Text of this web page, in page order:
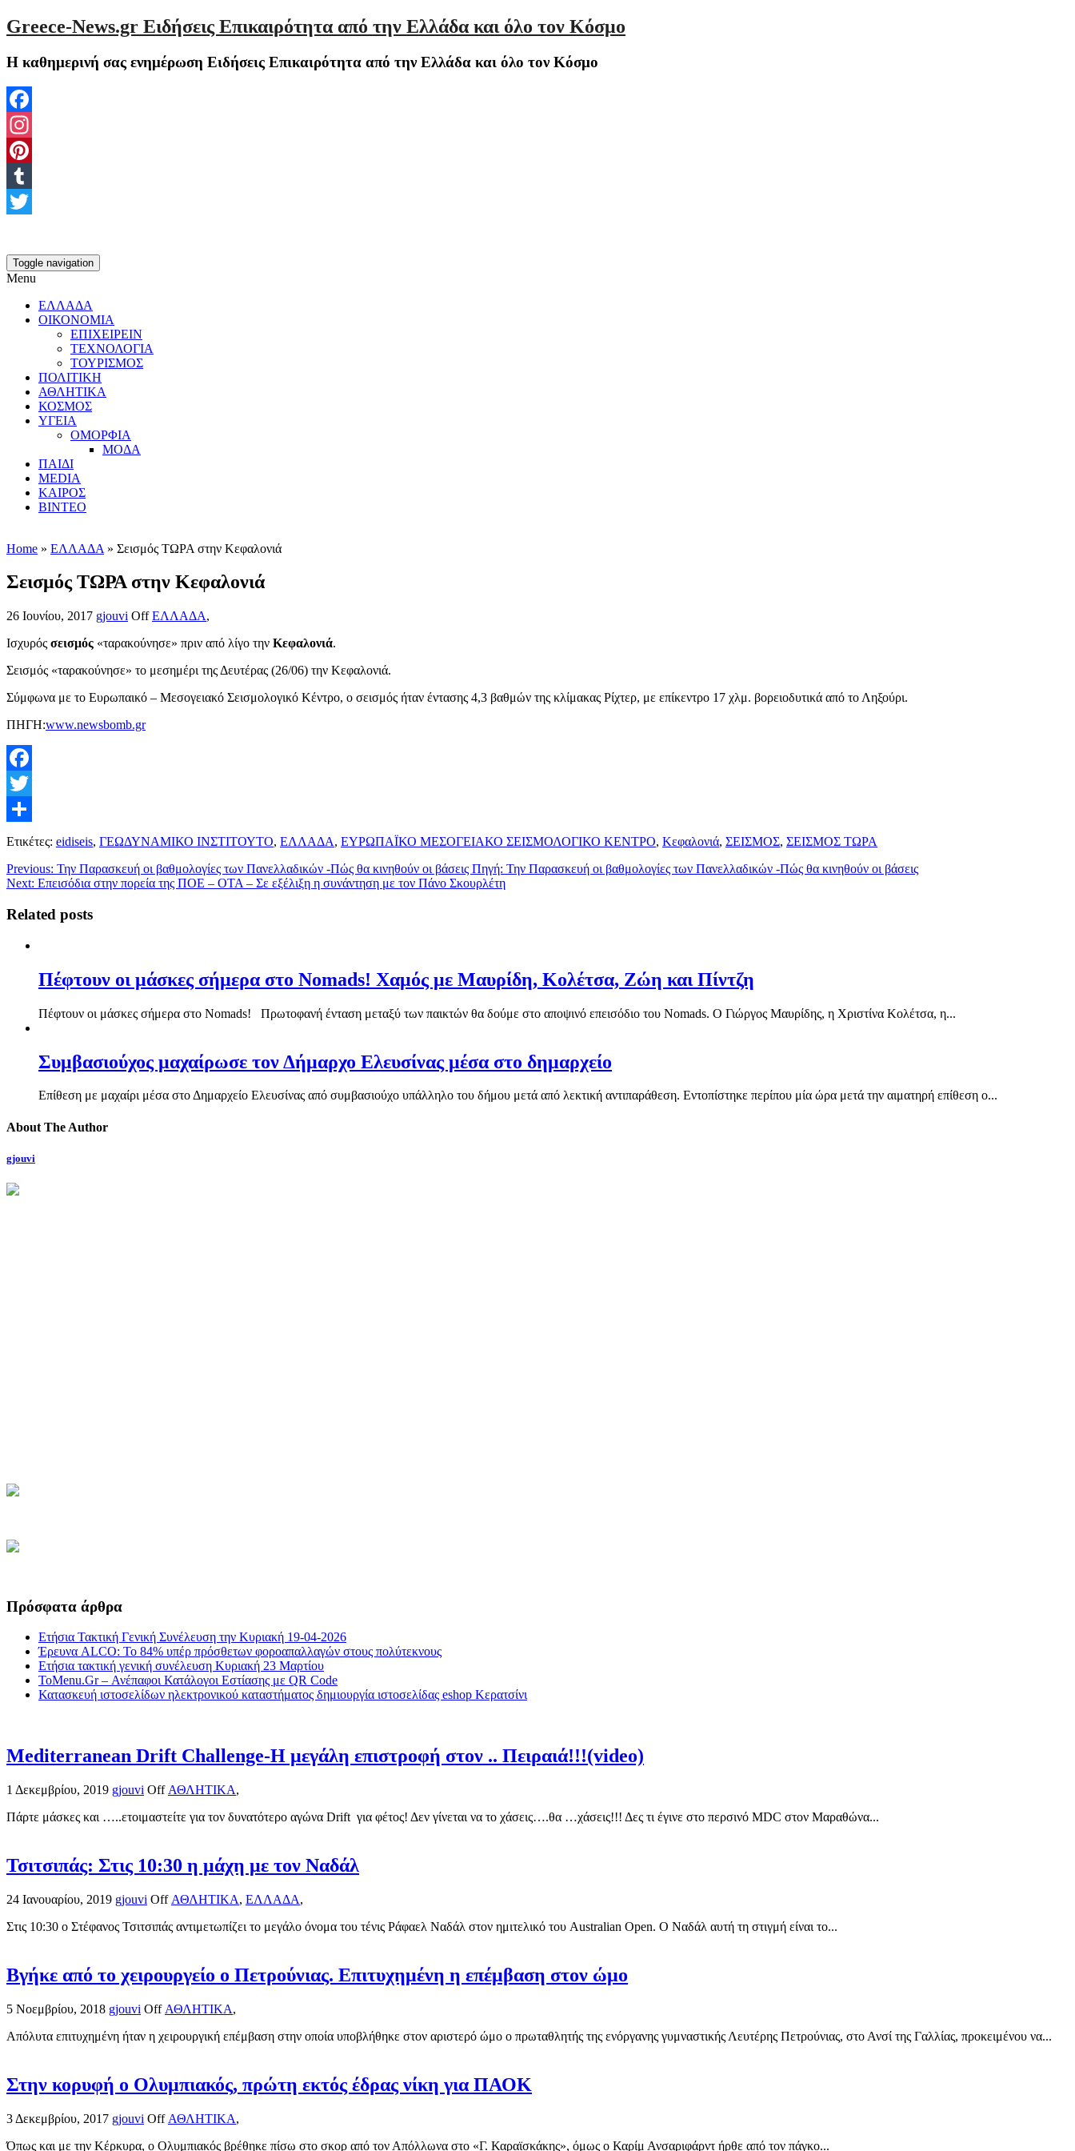
Greece-News.gr Ειδήσεις Επικαιρότητα από την Ελλάδα και όλο τον Κόσμο
Η καθημερινή σας ενημέρωση Ειδήσεις Επικαιρότητα από την Ελλάδα και όλο τον Κόσμο
Facebook
Instagram
Pinterest
Tumblr
Toggle navigation
Menu
ΕΛΛΑΔΑ
ΟΙΚΟΝΟΜΙΑ
ΕΠΙΧΕΙΡΕΙΝ
ΤΕΧΝΟΛΟΓΙΑ
ΤΟΥΡΙΣΜΟΣ
ΠΟΛΙΤΙΚΗ
ΑΘΛΗΤΙΚΑ
ΚΟΣΜΟΣ
ΥΓΕΙΑ
ΟΜΟΡΦΙΑ
ΜΟΔΑ
ΠΑΙΔΙ
MEDIA
ΚΑΙΡΟΣ
ΒΙΝΤΕΟ
Home » ΕΛΛΑΔΑ » Σεισμός ΤΩΡΑ στην Κεφαλονιά
Σεισμός ΤΩΡΑ στην Κεφαλονιά
26 Ιουνίου, 2017 gjouvi Off ΕΛΛΑΔΑ,
Ισχυρός σεισμός «ταρακούνησε» πριν από λίγο την Κεφαλονιά.
Σεισμός «ταρακούνησε» το μεσημέρι της Δευτέρας (26/06) την Κεφαλονιά.
Σύμφωνα με το Ευρωπαικό – Μεσογειακό Σεισμολογικό Κέντρο, ο σεισμός ήταν έντασης 4,3 βαθμών της κλίμακας Ρίχτερ, με επίκεντρο 17 χλμ. βορειοδυτικά από το Ληξούρι.
ΠΗΓΗ:www.newsbomb.gr
Facebook
Twitter
Μοιραστείτε
Ετικέτες: eidiseis, ΓΕΩΔΥΝΑΜΙΚΟ ΙΝΣΤΙΤΟΥΤΟ, ΕΛΛΑΔΑ, ΕΥΡΩΠΑΪΚΟ ΜΕΣΟΓΕΙΑΚΟ ΣΕΙΣΜΟΛΟΓΙΚΟ ΚΕΝΤΡΟ, Κεφαλονιά, ΣΕΙΣΜΟΣ, ΣΕΙΣΜΟΣ ΤΩΡΑ
Previous: Την Παρασκευή οι βαθμολογίες των Πανελλαδικών -Πώς θα κινηθούν οι βάσεις Πηγή: Την Παρασκευή οι βαθμολογίες των Πανελλαδικών -Πώς θα κινηθούν οι βάσεις
Next: Επεισόδια στην πορεία της ΠΟΕ – ΟΤΑ – Σε εξέλιξη η συνάντηση με τον Πάνο Σκουρλέτη
Related posts
Πέφτουν οι μάσκες σήμερα στο Nomads! Χαμός με Μαυρίδη, Κολέτσα, Ζώη και Πίντζη
Πέφτουν οι μάσκες σήμερα στο Nomads! Πρωτοφανή ένταση μεταξύ των παικτών θα δούμε στο αποψινό επεισόδιο του Nomads. Ο Γιώργος Μαυρίδης, η Χριστίνα Κολέτσα, η...
Συμβασιούχος μαχαίρωσε τον Δήμαρχο Ελευσίνας μέσα στο δημαρχείο
Επίθεση με μαχαίρι μέσα στο Δημαρχείο Ελευσίνας από συμβασιούχο υπάλληλο του δήμου μετά από λεκτική αντιπαράθεση. Εντοπίστηκε περίπου μία ώρα μετά την αιματηρή επίθεση ο...
About The Author
gjouvi
Πρόσφατα άρθρα
Ετήσια Τακτική Γενική Συνέλευση την Κυριακή 19-04-2026
Έρευνα ALCO: Το 84% υπέρ πρόσθετων φοροαπαλλαγών στους πολύτεκνους
Ετήσια τακτική γενική συνέλευση Κυριακή 23 Μαρτίου
ToMenu.Gr – Ανέπαφοι Κατάλογοι Εστίασης με QR Code
Κατασκευή ιστοσελίδων ηλεκτρονικού καταστήματος δημιουργία ιστοσελίδας eshop Κερατσίνι
Mediterranean Drift Challenge-Η μεγάλη επιστροφή στον .. Πειραιά!!!(video)
1 Δεκεμβρίου, 2019 gjouvi Off ΑΘΛΗΤΙΚΑ,
Πάρτε μάσκες και …..ετοιμαστείτε για τον δυνατότερο αγώνα Drift για φέτος! Δεν γίνεται να το χάσεις….θα …χάσεις!!! Δες τι έγινε στο περσινό MDC στον Μαραθώνα...
Τσιτσιπάς: Στις 10:30 η μάχη με τον Ναδάλ
24 Ιανουαρίου, 2019 gjouvi Off ΑΘΛΗΤΙΚΑ, ΕΛΛΑΔΑ,
Στις 10:30 ο Στέφανος Τσιτσιπάς αντιμετωπίζει το μεγάλο όνομα του τένις Ράφαελ Ναδάλ στον ημιτελικό του Australian Open. Ο Ναδάλ αυτή τη στιγμή είναι το...
Βγήκε από το χειρουργείο ο Πετρούνιας. Επιτυχημένη η επέμβαση στον ώμο
5 Νοεμβρίου, 2018 gjouvi Off ΑΘΛΗΤΙΚΑ,
Απόλυτα επιτυχημένη ήταν η χειρουργική επέμβαση στην οποία υποβλήθηκε στον αριστερό ώμο ο πρωταθλητής της ενόργανης γυμναστικής Λευτέρης Πετρούνιας, στο Ανσί της Γαλλίας, προκειμένου να...
Στην κορυφή ο Ολυμπιακός, πρώτη εκτός έδρας νίκη για ΠΑΟΚ
3 Δεκεμβρίου, 2017 gjouvi Off ΑΘΛΗΤΙΚΑ,
Όπως και με την Κέρκυρα, ο Ολυμπιακός βρέθηκε πίσω στο σκορ από τον Απόλλωνα στο «Γ. Καραϊσκάκης», όμως ο Καρίμ Ανσαριφάρντ ήρθε από τον πάγκο...